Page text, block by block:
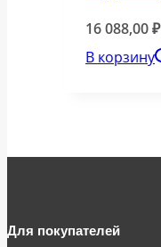
16 088,00₽
В корзину
Для покупателей